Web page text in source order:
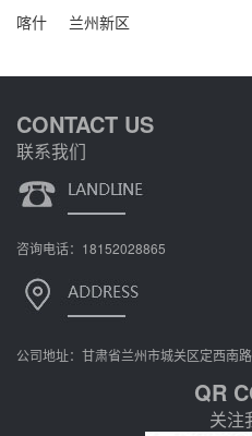
喀什
兰州新区
CONTACT US
联系我们
咨询电话：18152028865
公司地址：甘肃省兰州市城关区定西南
QR
关注